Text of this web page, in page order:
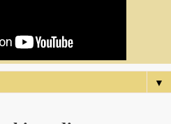
▼